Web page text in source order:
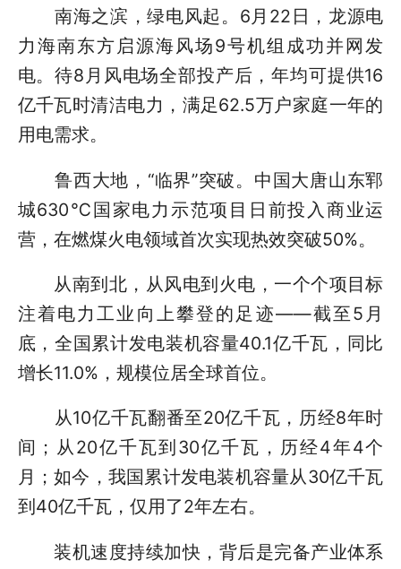
南海之滨，绿电风起。6月22日，龙源电
力海南东方启源海风场9号机组成功并网发
电。待8月风电场全部投产后，年均可提供16
亿千瓦时清洁电力，满足62.5万户家庭一年的
用电需求。
鲁西大地，“临界”突破。中国大唐山东郓
城630℃国家电力示范项目日前投入商业运
营，在燃煤火电领域首次实现热效突破50%。
从南到北，从风电到火电，一个个项目标
注着电力工业向上攀登的足迹——截至5月
底，全国累计发电装机容量40.1亿千瓦，同比
增长11.0%，规模位居全球首位。
从10亿千瓦翻番至20亿千瓦，历经8年时
间；从20亿千瓦到30亿千瓦，历经4年4个
月；如今，我国累计发电装机容量从30亿千瓦
到40亿千瓦，仅用了2年左右。
装机速度持续加快，背后是完备产业体系